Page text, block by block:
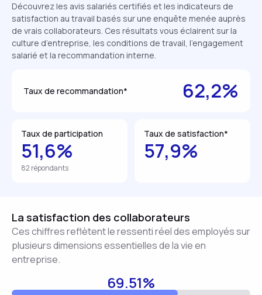
Découvrez les avis salariés certifiés et les indicateurs de
satisfaction au travail basés sur une enquête menée auprès
de vrais collaborateurs. Ces résultats vous éclairent sur la
culture d’entreprise, les conditions de travail, l’engagement
salarié et la recommandation interne.
Taux de recommandation* 62,2%
Taux de participation
51,6%
82 répondants
Taux de satisfaction*
57,9%
La satisfaction des collaborateurs
Ces chiffres reflètent le ressenti réel des employés sur
plusieurs dimensions essentielles de la vie en
entreprise.
69.51%